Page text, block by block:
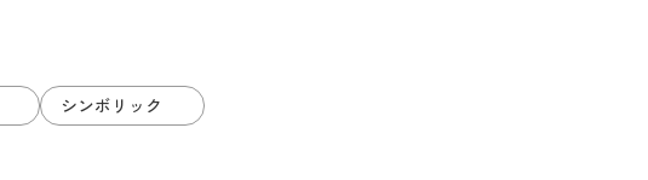
シンボリック